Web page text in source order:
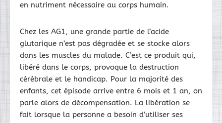
en nutriment nécessaire au corps humain.
Chez les AG1, une grande partie de l’acide
glutarique n’est pas dégradée et se stocke alors
dans les muscles du malade. C’est ce produit qui,
libéré dans le corps, provoque la destruction
cérébrale et le handicap. Pour la majorité des
enfants, cet épisode arrive entre 6 mois et 1 an, on
parle alors de décompensation. La libération se
fait lorsque la personne a besoin d’utiliser ses